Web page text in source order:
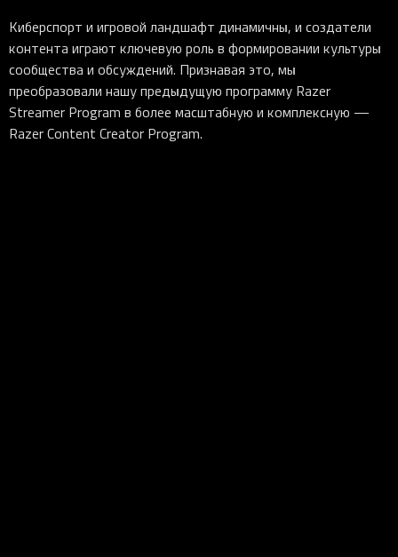
Киберспорт и игровой ландшафт динамичны, и создатели
контента играют ключевую роль в формировании культуры
сообщества и обсуждений. Признавая это, мы
преобразовали нашу предыдущую программу Razer
Streamer Program в более масштабную и комплексную —
Razer Content Creator Program.